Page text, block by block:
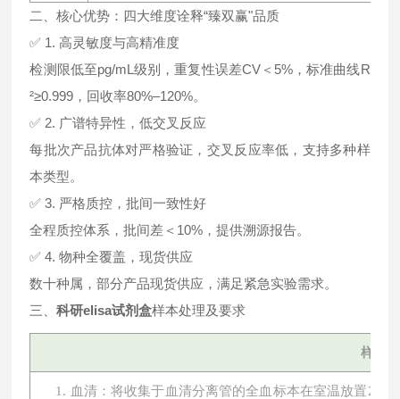
二、核心优势：四大维度诠释“臻双赢"品质
✅ 1. 高灵敏度与高精准度
检测限低至pg/mL级别，重复性误差CV＜5%，标准曲线R
²≥0.999，回收率80%–120%。
✅ 2. 广谱特异性，低交叉反应
每批次产品抗体对严格验证，交叉反应率低，支持多种样
本类型。
✅ 3. 严格质控，批间一致性好
全程质控体系，批间差＜10%，提供溯源报告。
✅ 4. 物种全覆盖，现货供应
数十种属，部分产品现货供应，满足紧急实验需求。
三、科研elisa试剂盒样本处理及要求
样本
1. 血清：将收集于血清分离管的全血标本在室温放置2